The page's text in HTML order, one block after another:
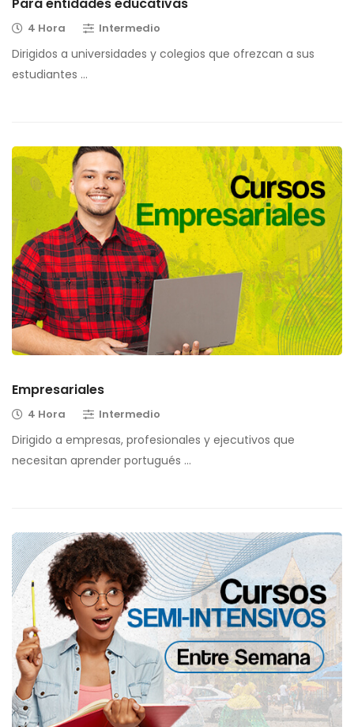
4 Hora Intermedio
Dirigidos a universidades y colegios que ofrezcan a sus
estudiantes …
Empresariales
4 Hora Intermedio
Dirigido a empresas, profesionales y ejecutivos que
necesitan aprender portugués …